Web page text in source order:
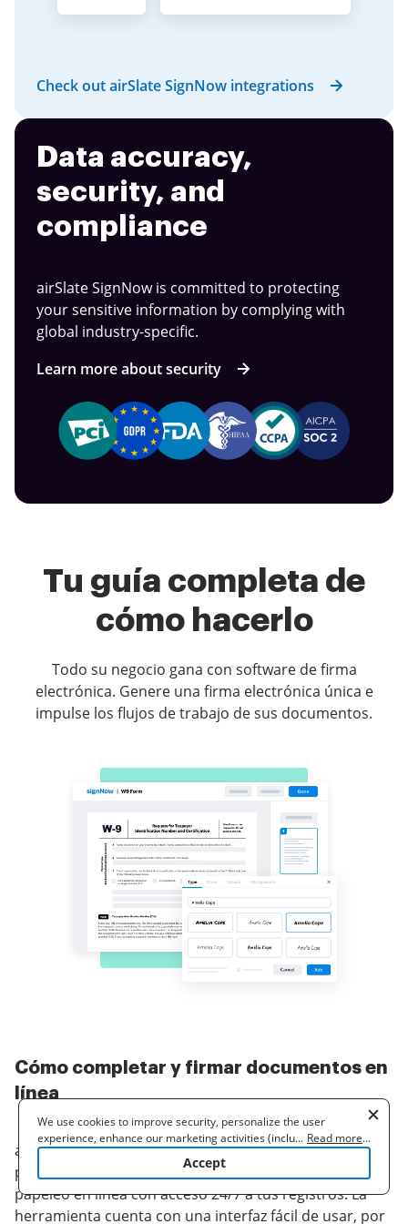
Check out airSlate SignNow integrations
Data accuracy,
security, and
compliance
airSlate SignNow is committed to protecting
your sensitive information by complying with
global industry-specific.
Learn more about security
Tu guía completa de
cómo hacerlo
Todo su negocio gana con software de firma
electrónica. Genere una firma electrónica única e
impulse los flujos de trabajo de sus documentos.
Cómo completar y firmar documentos en
línea
airSlate SignNow te permite optimizar rápidamente el
programa de firma de documentos y manejar tu
papeleo en línea con acceso 24/7 a tus registros. La
herramienta cuenta con una interfaz fácil de usar, por
We use cookies to improve security, personalize the user
experience, enhance our marketing activities (including
cooperating with our 3rd party partners) and for other business
to learn more. By clicking "Accept"
... Read more...
Accept